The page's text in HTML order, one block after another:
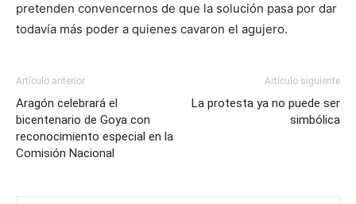
pretenden convencernos de que la solución pasa por dar
todavía más poder a quienes cavaron el agujero.
Artículo anterior
Aragón celebrará el
bicentenario de Goya con
reconocimiento especial en la
Comisión Nacional
Artículo siguiente
La protesta ya no puede ser
simbólica